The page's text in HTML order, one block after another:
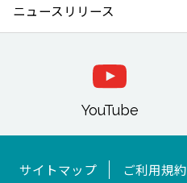
ニュースリリース
YouTube
サイトマップ ご利用規約